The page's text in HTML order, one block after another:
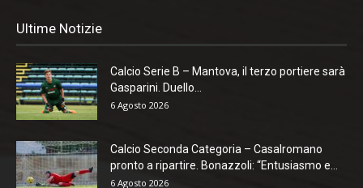
Ultime Notizie
Calcio Serie B – Mantova, il terzo portiere sarà
Gasparini. Duello...
6 Agosto 2026
Calcio Seconda Categoria – Casalromano
pronto a ripartire. Bonazzoli: “Entusiasmo e...
6 Agosto 2026